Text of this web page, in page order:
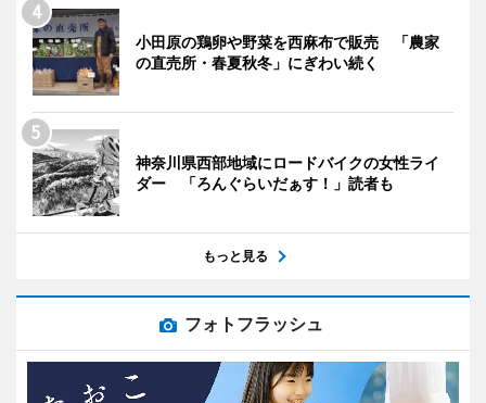
小田原の鶏卵や野菜を西麻布で販売 「農家
の直売所・春夏秋冬」にぎわい続く
神奈川県西部地域にロードバイクの女性ライ
ダー 「ろんぐらいだぁす！」読者も
もっと見る
フォトフラッシュ